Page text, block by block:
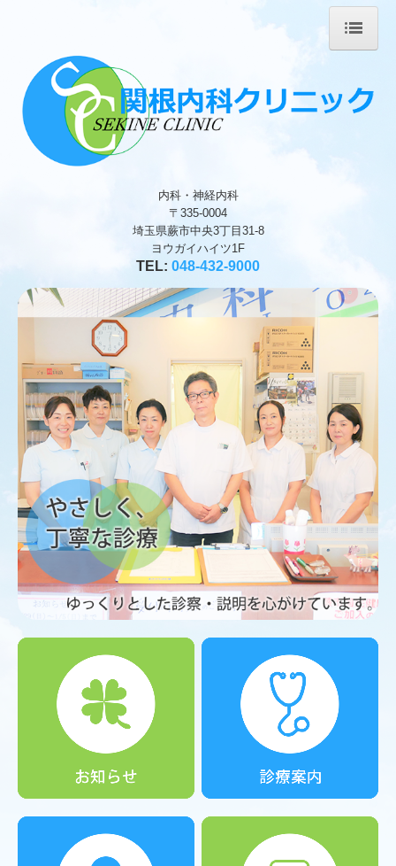
ホーム
院長紹介
診療案内
内科・神経内科
〒335-0004
埼玉県蕨市中央3丁目31-8
ヨウガイハイツ1F
TEL: 048-432-9000